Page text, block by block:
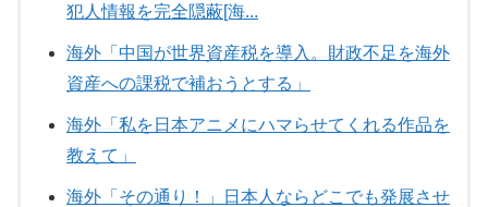
犯人情報を完全隠蔽[海...
海外「中国が世界資産税を導入。財政不足を海外
資産への課税で補おうとする」
海外「私を日本アニメにハマらせてくれる作品を
教えて」
海外「その通り！」日本人ならどこでも発展させ